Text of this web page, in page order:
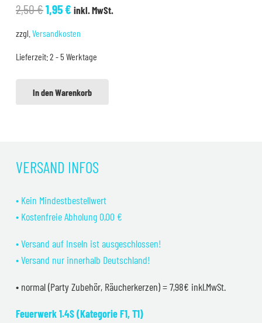
2,50€Ursprünglicher
2,50 €
1,95€Aktueller
1,95 €.
inkl. MwSt.
zzgl. Versandkosten
Lieferzeit:2 - 5 Werktage
In den Warenkorb
VERSAND INFOS
• Kein Mindestbestellwert
• Kostenfreie Abholung 0,00 €
• Versand auf Inseln ist ausgeschlossen!
• Versand nur innerhalb Deutschland!
• normal (Party Zubehör, Räucherkerzen) = 7,98€ inkl.MwSt.
Feuerwerk 1.4S (Kategorie F1, T1)